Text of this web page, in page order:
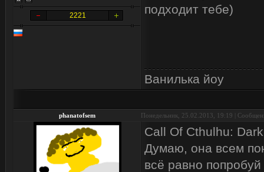
2221
подходит тебе)
Ванилька йоу
phanatofsem Понедельник, 25.02.2013, 19:19 |
Call Of Cthulhu:
Думаю, она всем
всё равно попробуй